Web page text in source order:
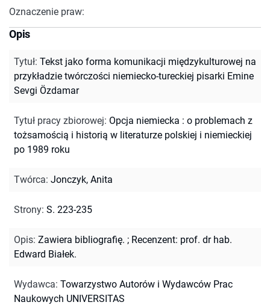
Oznaczenie praw:
Opis
Tytuł: Tekst jako forma komunikacji międzykulturowej na
przykładzie twórczości niemiecko-tureckiej pisarki Emine
Sevgi Özdamar
Tytuł pracy zbiorowej: Opcja niemiecka : o problemach z
tożsamością i historią w literaturze polskiej i niemieckiej
po 1989 roku
Twórca: Jonczyk, Anita
Strony: S. 223-235
Opis: Zawiera bibliografię. ; Recenzent: prof. dr hab.
Edward Białek.
Wydawca: Towarzystwo Autorów i Wydawców Prac
Naukowych UNIVERSITAS